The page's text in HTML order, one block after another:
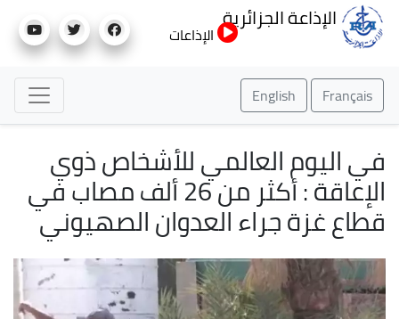
إلى
الإذاعة الجزائرية
الإذاعات
Français
English
في اليوم العالمي للأشخاص ذوي
الإعاقة : أكثر من 26 ألف مصاب في
قطاع غزة جراء العدوان الصهيوني